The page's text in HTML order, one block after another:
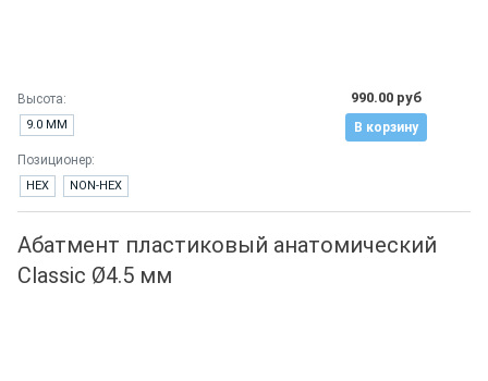
Высота:
9.0 ММ
Позиционер:
HEX NON-HEX
990.00 руб
В корзину
Абатмент пластиковый анатомический
Classic Ø4.5 мм